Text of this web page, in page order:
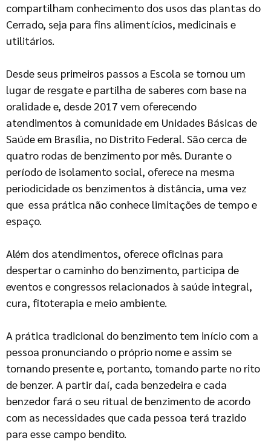
compartilham conhecimento dos usos das plantas do
Cerrado, seja para fins alimentícios, medicinais e
utilitários.
Desde seus primeiros passos a Escola se tornou um
lugar de resgate e partilha de saberes com base na
oralidade e, desde 2017 vem oferecendo
atendimentos à comunidade em Unidades Básicas de
Saúde em Brasília, no Distrito Federal. São cerca de
quatro rodas de benzimento por mês. Durante o
período de isolamento social, oferece na mesma
periodicidade os benzimentos à distância, uma vez
que essa prática não conhece limitações de tempo e
espaço.
Além dos atendimentos, oferece oficinas para
despertar o caminho do benzimento, participa de
eventos e congressos relacionados à saúde integral,
cura, fitoterapia e meio ambiente.
A prática tradicional do benzimento tem início com a
pessoa pronunciando o próprio nome e assim se
tornando presente e, portanto, tomando parte no rito
de benzer. A partir daí, cada benzedeira e cada
benzedor fará o seu ritual de benzimento de acordo
com as necessidades que cada pessoa terá trazido
para esse campo bendito.